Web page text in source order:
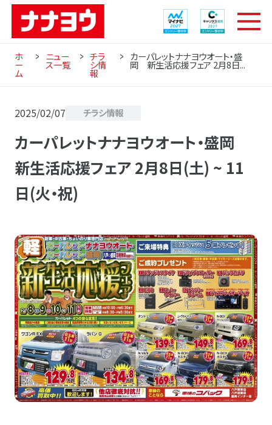
ホ
ー
ム
ニュー
ス一覧
チラ
シ情
報
カーパレットナナヨウオート・盛
岡 新生活応援フェア 2月8日...
2025/02/07 チラシ情報
カーパレットナナヨウオート・盛岡
新生活応援フェア 2月8日(土) ~ 11
日(火・祝)